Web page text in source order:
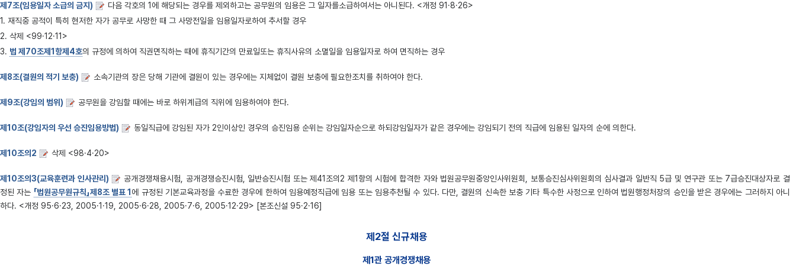
제7조(임용일자 소급의 금지)
다음 각호의 1에 해당되는 경우를 제외하고는 공무원의 임용은 그 일자를소급하여서는 아니된다. <개정 91·8·26>
1. 재직중 공적이 특히 현저한 자가 공무로 사망한 때 그 사망전일을 임용일자로하여 추서할 경우
2. 삭제 <99·12·11>
3. 법 제70조제1항제4호의 규정에 의하여 직권면직하는 때에 휴직기간의 만료일또는 휴직사유의 소멸일을 임용일자로 하여 면직하는 경우
제8조(결원의 적기 보충) 소속기관의 장은 당해 기관에 결원이 있는 경우에는 지체없이 결원 보충에 필요한조치를 취하여야 한다.
제9조(강임의 범위) 공무원을 강임할 때에는 바로 하위계급의 직위에 임용하여야 한다.
제10조(강임자의 우선 승진임용방법) 동일직급에 강임된 자가 2인이상인 경우의 승진임용 순위는 강임일자순으로 하되강임일자가 같은 경우에는 강임되기 전의 직급에 임용된 일자의 순에 의한다.
제10조의2 삭제 <98·4·20>
제10조의3(교육훈련과 인사관리)
공개경쟁채용시험, 공개경쟁승진시험, 일반승진시험 또는 제41조의2 제1항의 시험에 합격한 자와 법원공무원중앙인사위원회, 보통승진심사위원회의 심사결과 일반직 5급 및 연구관 또는 7급승진대상자로 결
정된 자는 「법원공무원규칙」제8조 별표 1 에 규정된 기본교육과정을 수료한 경우에 한하여 임용예정직급에 임용 또는 임용추천될 수 있다. 다만, 결원의 신속한 보충 기타 특수한 사정으로 인하여 법원행정처장의 승인을 받은 경우에는 그러하지 아니
하다. <개정 95·6·23, 2005·1·19, 2005·6·28, 2005·7·6, 2005·12·29> [본조신설 95·2·16]
제2절 신규채용
제1관 공개경쟁채용